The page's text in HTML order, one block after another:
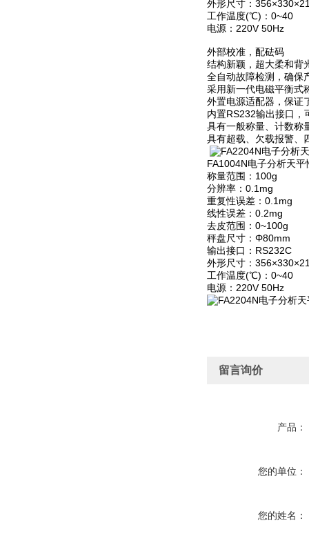
外形尺寸：
工作温度(℃)：0~40
电源：220V 50Hz
外部校准，配砝码
结构新颖，超大柔和背
全自动故障检测，确保
采用新一代电磁平衡式
外置电源适配器，保证
内置RS232输出接口，
具有一般称量、计数称
具有超载、欠载报警、
FA1004N电子分析天平
称量范围：100g
分辨率：0.1mg
重复性误差：0.1mg
线性误差：0.2mg
去皮范围：0~100g
秤盘尺寸：Φ80mm
输出接口：RS232C
外形尺寸：
工作温度(℃)：0~40
电源：220V 50Hz
留言询价
产品：
您的单位：
您的姓名：